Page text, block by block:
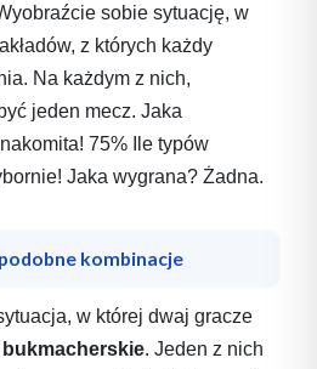
sobie sytuację, w
z których każdy
Na każdym z nich,
jeden mecz. Jaka
75% Ile typów
Jaka wygrana? Żadna.
kombinacje
w której dwaj gracze
. Jeden z nich